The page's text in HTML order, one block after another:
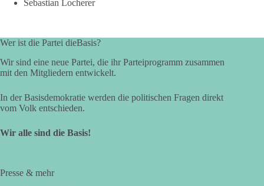
Sebastian Locherer
Wer ist die Partei dieBasis?
Wir sind eine neue Partei, die ihr Parteiprogramm zusammen
mit den Mitgliedern entwickelt.
In der Basisdemokratie werden die politischen Fragen direkt
vom Volk entschieden.
Wir alle sind die Basis!
Presse & mehr